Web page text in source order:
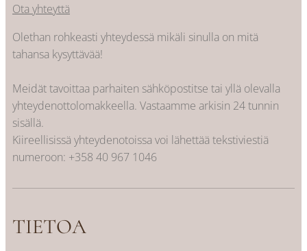
Ota yhteyttä
Olethan rohkeasti yhteydessä mikäli sinulla on mitä
tahansa kysyttävää!
Meidät tavoittaa parhaiten sähköpostitse tai yllä olevalla
yhteydenottolomakkeella. Vastaamme arkisin 24 tunnin
sisällä.
Kiireellisissä yhteydenotoissa voi lähettää tekstiviestiä
numeroon: +358 40 967 1046
TIETOA